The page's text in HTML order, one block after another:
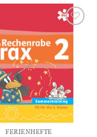
Zur
Wunschliste
hinzufügen
FERIENHEFTE